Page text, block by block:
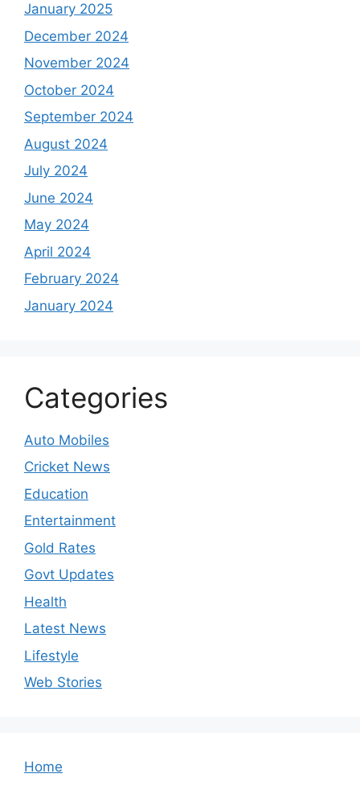
January 2025
December 2024
November 2024
October 2024
September 2024
August 2024
July 2024
June 2024
May 2024
April 2024
February 2024
January 2024
Categories
Auto Mobiles
Cricket News
Education
Entertainment
Gold Rates
Govt Updates
Health
Latest News
Lifestyle
Web Stories
Home